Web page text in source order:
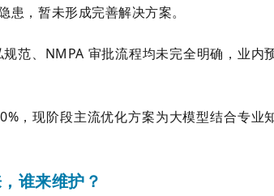
，暂未形成完善解决方案。
范、NMPA 审批流程均未完全明确，业内
，现阶段主流优化方案为大模型结合专业
谁来维护？